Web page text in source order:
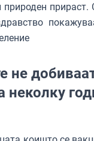
природен прираст.
не
неколку